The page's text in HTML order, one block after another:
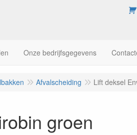
Onze bedrijfsgegevens
Afvalscheiding Lift deksel
groen